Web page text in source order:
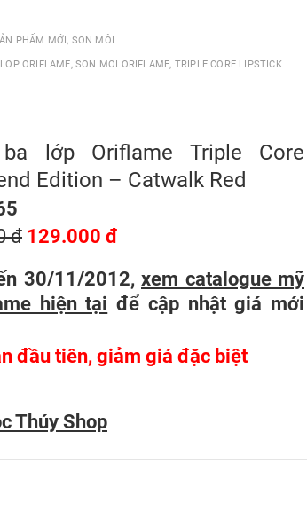
PHẨM MỚI, SON MÔI
ORIFLAME,SON MOI ORIFLAME, TRIPLE CORE LIPSTICK
lớp Oriflame Triple Core
Edition – Catwalk Red
đ 129.000 đ
30/11/2012, xem catalogue mỹ
hiện tại để cập nhật giá mới
đầu tiên, giảm giá đặc biệt
Thúy Shop